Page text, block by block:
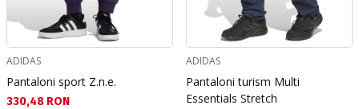
ADIDAS
Pantaloni sport Z.n.e.
Текуща цена:
330,48 RON
ADIDAS
Pantaloni turism Multi
Essentials Stretch